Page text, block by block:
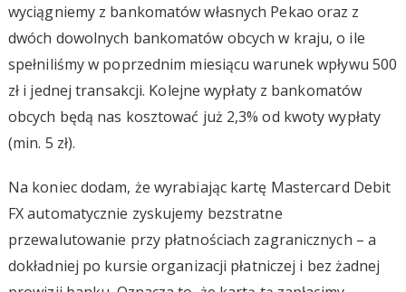
wyciągniemy z bankomatów własnych Pekao oraz z
dwóch dowolnych bankomatów obcych w kraju, o ile
spełniliśmy w poprzednim miesiącu warunek wpływu 500
zł i jednej transakcji. Kolejne wypłaty z bankomatów
obcych będą nas kosztować już 2,3% od kwoty wypłaty
(min. 5 zł).
Na koniec dodam, że wyrabiając kartę Mastercard Debit
FX automatycznie zyskujemy bezstratne
przewalutowanie przy płatnościach zagranicznych – a
dokładniej po kursie organizacji płatniczej i bez żadnej